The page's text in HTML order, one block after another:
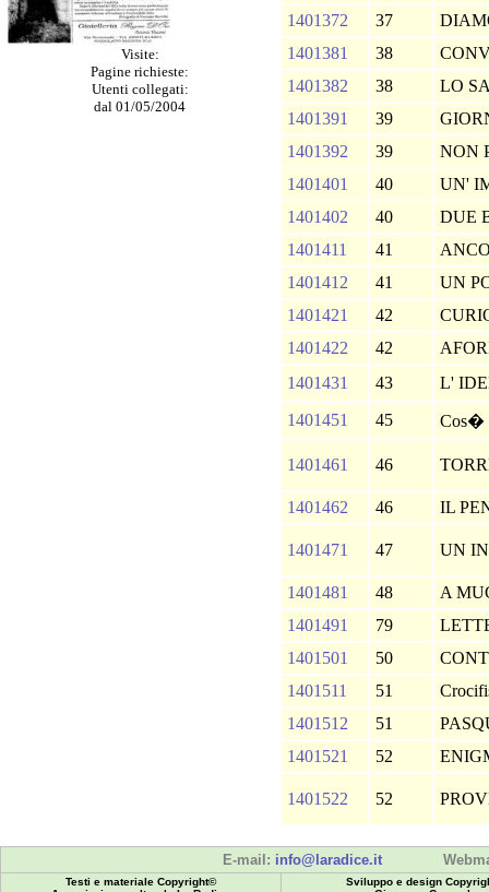
Visite:
Pagine richieste:
Utenti collegati:
dal 01/05/2004
1401372
37
1401381
38
1401382
38
LO
1401391
39
1401392
39
NON
1401401
40
UN'
1401402
40
DUE
1401411
41
1401412
41
UN
1401421
42
1401422
42
1401431
43
L'
1401451
45 Cos�
1401461 46
1401462 46 IL
1401471 47 UN
1401481 48
A
1401491
79
1401501
50
1401511
51
1401512
51
1401521
52
1401522 52
E-mail: info@laradice.it
Testi e materiale Copyright©
Sviluppo e design